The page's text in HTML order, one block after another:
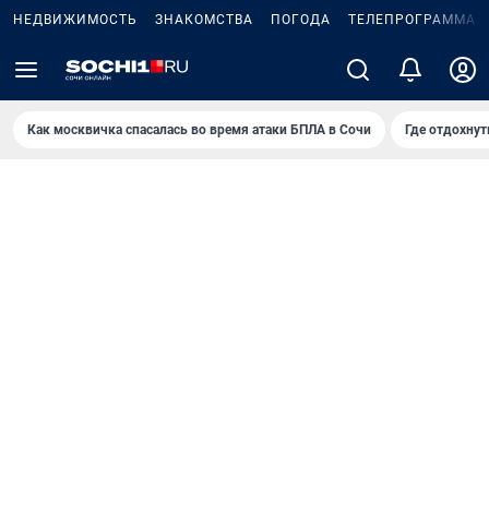
НЕДВИЖИМОСТЬ ЗНАКОМСТВА ПОГОДА ТЕЛЕПРОГРАММА
Как москвичка спасалась во время атаки БПЛА в Сочи Где